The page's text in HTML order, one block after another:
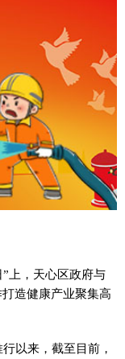
上，天心区政府与
造健康产业聚集高
以来，截至目前，